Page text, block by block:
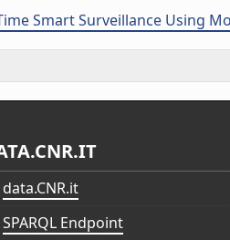
Smart Surveillance Using
data.CNR.it
SPARQL Endpoint